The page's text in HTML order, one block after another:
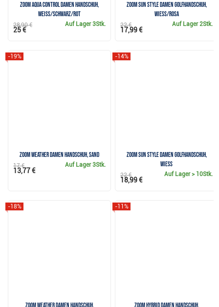
Zoom Aqua Control Damen Handschuh,
weiss/schwarz/rot
Auf Lager3Stk.
28,90 €
25 €
Zoom Sun Style Damen Golfhandschuh,
wiess/rosa
Auf Lager2Stk.
22 €
17,99 €
Zoom Weather Damen Handschuh, sand
-19%
Auf Lager3Stk.
17 €
13,77 €
Zoom Sun Style Damen Golfhandschuh,
wiess
-14%
Auf Lager> 10Stk.
22 €
18,99 €
Zoom Weather Damen Handschuh,
-18%
Zoom Hybrid Damen Handschuh,
-11%